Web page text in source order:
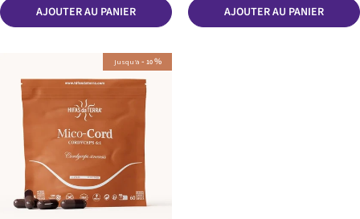
AJOUTER AU PANIER AJOUTER AU PANIER
Jusqu'à - 10%